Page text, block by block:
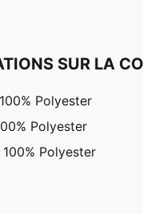
SUR LA
Polyester
Polyester
Polyester